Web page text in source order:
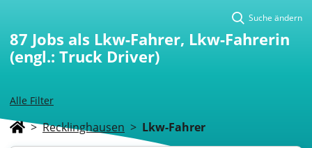
Alle Filter
Suche ändern
87 Jobs als Lkw-Fahrer, Lkw-Fahrerin
(engl.: Truck Driver)
> Recklinghausen > Lkw-Fahrer